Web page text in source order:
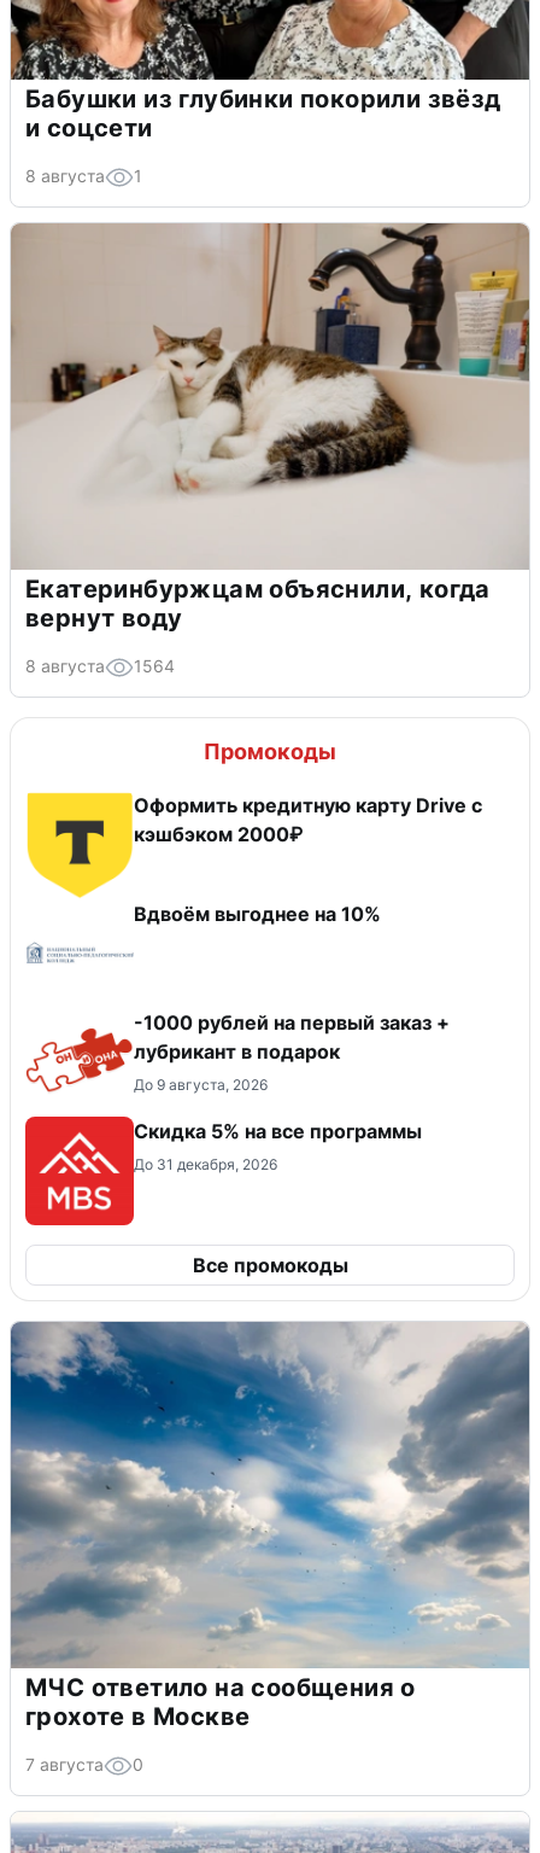
Бабушки из глубинки покорили звёзд
и соцсети
8 августа 1
Екатеринбуржцам объяснили, когда
вернут воду
8 августа 1564
Промокоды
Оформить кредитную карту Drive с
кэшбэком 2000₽
Вдвоём выгоднее на 10%
-1000 рублей на первый заказ +
лубрикант в подарок
До 9 августа, 2026
Скидка 5% на все программы
До 31 декабря, 2026
Все промокоды
МЧС ответило на сообщения о
грохоте в Москве
7 августа 0